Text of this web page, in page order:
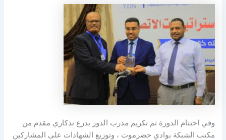
وفي اختتام الدورة تم تكريم مدرب الدور بدرع تذكاري مقدم من
مكتب الشبكة بوادي حضرموت ، وتوزيع الشهادات على المشاركين